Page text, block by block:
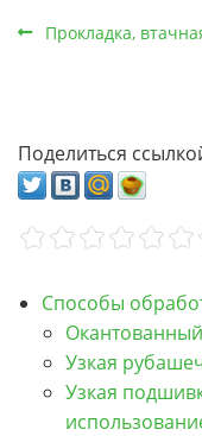
Прокладка,
Поделиться
Способы
Узкая
Узкая